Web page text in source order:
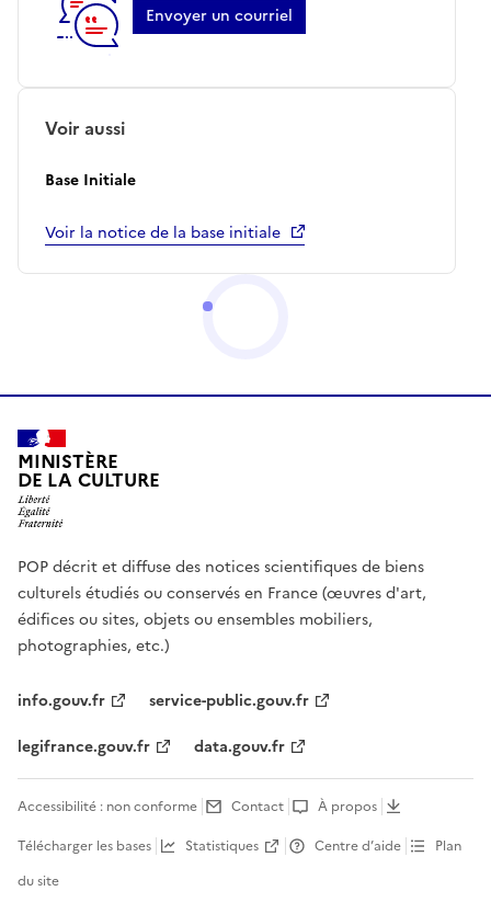
Envoyer un courriel
Voir aussi
Base Initiale
Voir la notice de la base initiale
MINISTÈRE
DE LA CULTURE
POP décrit et diffuse des notices scientifiques de biens
culturels étudiés ou conservés en France (œuvres d'art,
édifices ou sites, objets ou ensembles mobiliers,
photographies, etc.)
info.gouv.fr
service-public.gouv.fr
legifrance.gouv.fr
data.gouv.fr
Accessibilité : non conforme Contact
À propos
Télécharger les bases
Statistiques Centre d’aide
Plan
du site